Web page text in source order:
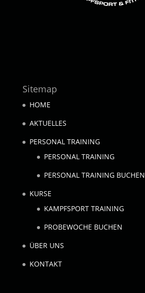
Sitemap
HOME
AKTUELLES
PERSONAL TRAINING
PERSONAL TRAINING
PERSONAL TRAINING BUCHEN
KURSE
KAMPFSPORT TRAINING
PROBEWOCHE BUCHEN
ÜBER UNS
KONTAKT